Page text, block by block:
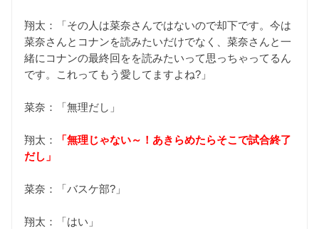
翔太：「その人は菜奈さんではないので却下です。今は
菜奈さんとコナンを読みたいだけでなく、菜奈さんと一
緒にコナンの最終回をを読みたいって思っちゃってるん
です。これってもう愛してますよね?」
菜奈：「無理だし」
翔太：
「無理じゃない～！あきらめたらそこで試合終了
だし」
菜奈：「バスケ部?」
翔太：「はい」